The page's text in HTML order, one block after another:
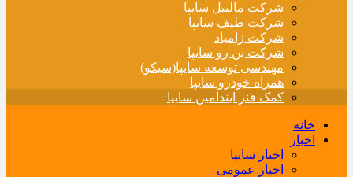
شرکت مالیبل سایپا
شرکت طیف سایپا
شرکت زامیاد
شرکت بن رو سایپا
مهندسی توسعه سایپا(سیکو)
همراه خودرو سایپا
کمک فنر ایندامین سایپا
خانه
اخبار
اخبار سایپا
اخبار عمومی